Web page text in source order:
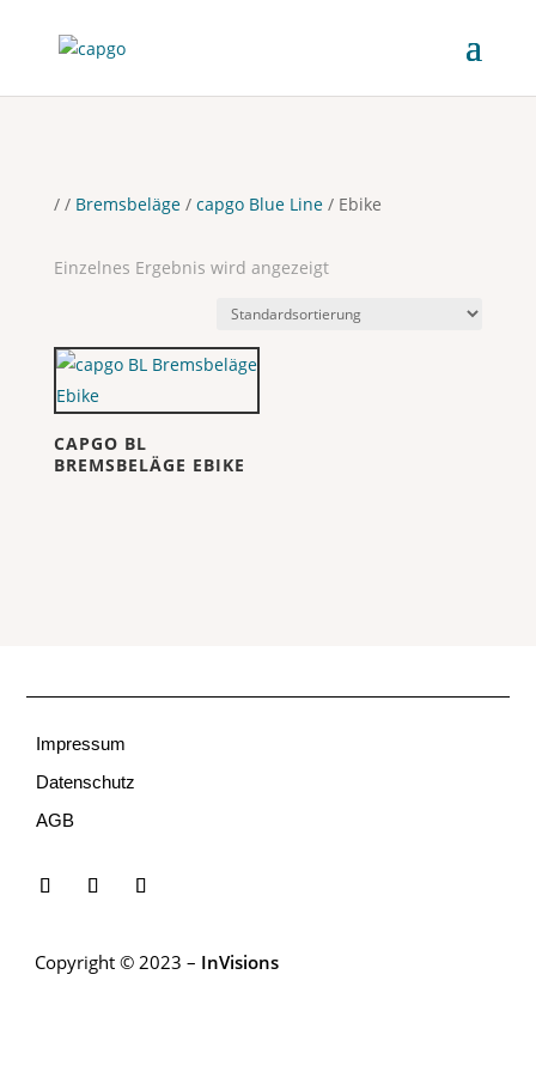
/ / Bremsbeläge/ capgo Blue Line/ Ebike
Einzelnes Ergebnis wird angezeigt
CAPGO BL
BREMSBELÄGE EBIKE
Impressum
Datenschutz
AGB
Copyright © 2023 – InVisions